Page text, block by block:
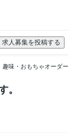
趣味・おもちゃオーダ
。